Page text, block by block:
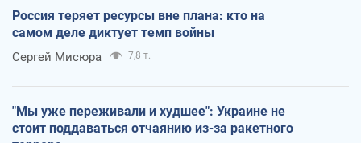
Россия теряет ресурсы вне плана: кто на
самом деле диктует темп войны
Сергей Мисюра 7,8 т.
"Мы уже переживали и худшее": Украине не
стоит поддаваться отчаянию из-за ракетного